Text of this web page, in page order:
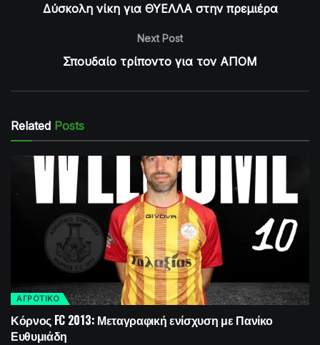
Δύσκολη νίκη για ΘΥΕΛΛΑ στην πρεμιέρα
Next Post
Σπουδαίο τρίποντο για τον ΑΠΟΜ
Related Posts
ΑΓΡΟΤΙΚΟ
Κόρνος FC 2013: Μεταγραφική ενίσχυση με Πανίκο
Ευθυμιάδη